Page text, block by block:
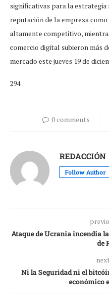
significativas para la estrategia
reputación de la empresa
altamente competitivo,
comercio digital subieron más
mercado este jueves 19 de
294
0 comments
REDACCIÓN
Follow Author
Ataque de Ucrania incendia
de
Ni la Seguridad ni el
económico